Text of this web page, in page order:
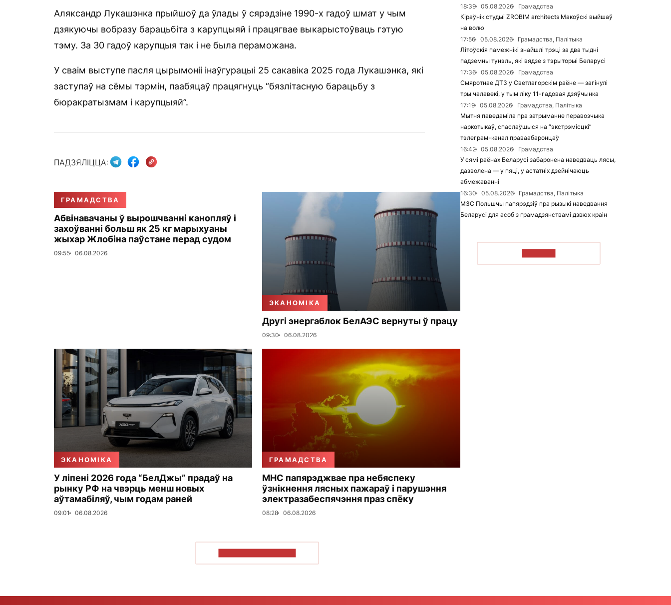
Аляксандр Лукашэнка прыйшоў да ўлады ў сярэдзіне 1990-х гадоў шмат у чым
дзякуючы вобразу барацьбіта з карупцыяй і працягвае выкарыстоўваць гэтую
тэму. За 30 гадоў карупцыя так і не была пераможана.
У сваім выступе пасля цырымоніі інаўгурацыі 25 сакавіка 2025 года Лукашэнка, які
заступаў на сёмы тэрмін, паабяцаў працягнуць “бязлітасную барацьбу з
бюракратызмам і карупцыяй”.
ПАДЗЯЛІЦЦА:
ГРАМАДСТВА
Абвінавачаны ў вырошчванні канопляў і
захоўванні больш як 25 кг марыхуаны
жыхар Жлобіна паўстане перад судом
09:55 06.08.2026
ЭКАНОМІКА
Другі энергаблок БелАЭС вернуты ў працу
09:30 06.08.2026
ЭКАНОМІКА
У ліпені 2026 года “БелДжы” прадаў на
рынку РФ на чвэрць менш новых
аўтамабіляў, чым годам раней
09:01 06.08.2026
ГРАМАДСТВА
МНС папярэджвае пра небяспеку
ўзнікнення лясных пажараў і парушэння
электразабеспячэння праз спёку
08:28 06.08.2026
18:39
05.08.2026
Грамадства
Кіраўнік студыі ZROBIM architects Макоўскі выйшаў
на волю
17:56
05.08.2026
Грамадства, Палітыка
Літоўскія памежнікі знайшлі трэці за два тыдні
падземны тунэль, які вядзе з тэрыторыі Беларусі
17:36
05.08.2026
Грамадства
Смяротнае ДТЗ у Светлагорскім раёне — загінулі
тры чалавекі, у тым ліку 11-гадовая дзяўчынка
17:19
05.08.2026
Грамадства, Палітыка
Мытня паведаміла пра затрыманне перавозчыка
наркотыкаў, спаслаўшыся на “экстрэмісцкі”
тэлеграм-канал праваабаронцаў
16:42
05.08.2026
Грамадства
У сямі раёнах Беларусі забаронена наведваць лясы,
дазволена — у пяці, у астатніх дзейнічаюць
абмежаванні
16:30
05.08.2026
Грамадства, Палітыка
МЗС Польшчы папярэдзіў пра рызыкі наведвання
Беларусі для асоб з грамадзянствамі дзвюх краін